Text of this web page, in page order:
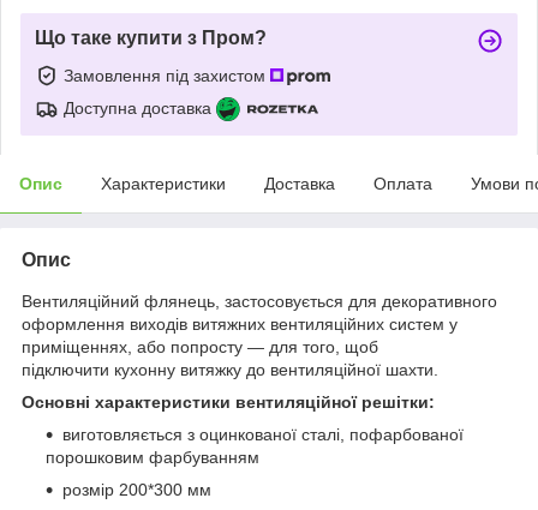
Що таке купити з Пром?
Замовлення під захистом
Доступна доставка
Опис Характеристики Доставка Оплата Умови
Опис
Вентиляційний флянець, застосовується для декоративного
оформлення виходів витяжних вентиляційних систем у
приміщеннях, або попросту — для того, щоб
підключити кухонну витяжку до вентиляційної шахти.
Основні характеристики вентиляційної решітки:
виготовляється з оцинкованої сталі, пофарбованої
порошковим фарбуванням
розмір 200*300 мм